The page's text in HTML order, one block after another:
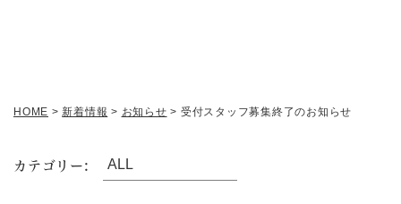
HOME >新着情報 > お知らせ > 受付スタッフ募集終了のお知らせ
カテゴリー: